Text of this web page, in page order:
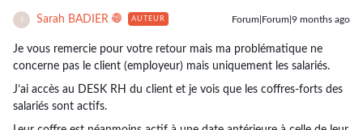
S Sarah BADIER AUTEUR Forum|Forum|9 months ago
Je vous remercie pour votre retour mais ma problématique ne
concerne pas le client (employeur) mais uniquement les salariés.
J’ai accès au DESK RH du client et je vois que les coffres-forts des
salariés sont actifs.